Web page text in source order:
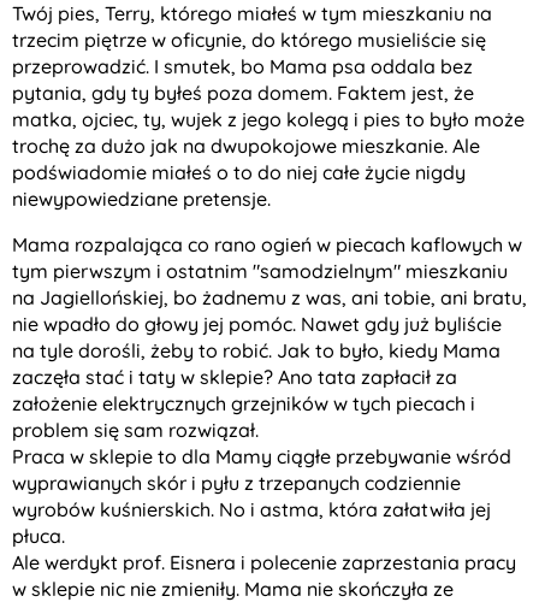
Twój pies, Terry, którego miałeś w tym mieszkaniu na
trzecim piętrze w oficynie, do którego musieliście się
przeprowadzić. I smutek, bo Mama psa oddala bez
pytania, gdy ty byłeś poza domem. Faktem jest, że
matka, ojciec, ty, wujek z jego kolegą i pies to było może
trochę za dużo jak na dwupokojowe mieszkanie. Ale
podświadomie miałeś o to do niej całe życie nigdy
niewypowiedziane pretensje.
Mama rozpalająca co rano ogień w piecach kaflowych w
tym pierwszym i ostatnim "samodzielnym" mieszkaniu
na Jagiellońskiej, bo żadnemu z was, ani tobie, ani bratu,
nie wpadło do głowy jej pomóc. Nawet gdy już byliście
na tyle dorośli, żeby to robić. Jak to było, kiedy Mama
zaczęła stać i taty w sklepie? Ano tata zapłacił za
założenie elektrycznych grzejników w tych piecach i
problem się sam rozwiązał.
Praca w sklepie to dla Mamy ciągłe przebywanie wśród
wyprawianych skór i pyłu z trzepanych codziennie
wyrobów kuśnierskich. No i astma, która załatwiła jej
płuca.
Ale werdykt prof. Eisnera i polecenie zaprzestania pracy
w sklepie nic nie zmieniły. Mama nie skończyła ze